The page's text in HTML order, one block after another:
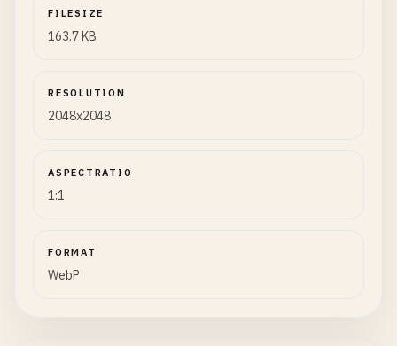
FILESIZE
163.7 KB
RESOLUTION
2048x2048
ASPECTRATIO
1:1
FORMAT
WebP